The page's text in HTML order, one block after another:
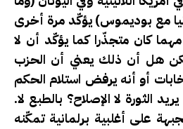
مع بوديموس) يؤكّد مرة أخرى
كان متجذّرا كما يؤكّد أن لا
هل أن ذلك يعني أن الحزب
أو أنه يرفض استلام الحكم
الثورة لا الإصلاح؟ بالطبع لا.
على أغلبية برلمانية تمكّنه